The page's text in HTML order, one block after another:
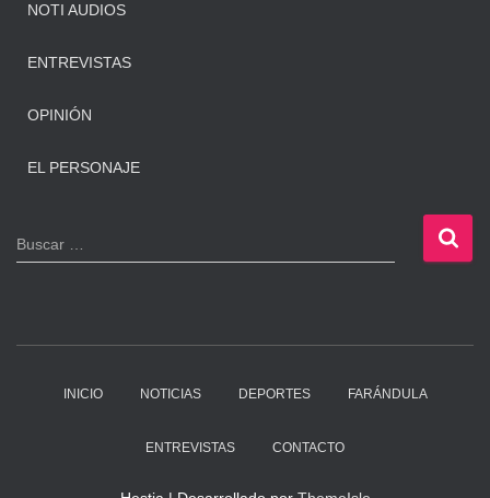
NOTI AUDIOS
ENTREVISTAS
OPINIÓN
EL PERSONAJE
B
u
Buscar …
INICIO NOTICIAS DEPORTES FARÁNDULA
ENTREVISTAS CONTACTO